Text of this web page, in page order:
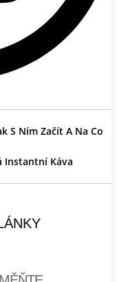
S Ním Začít A Na Co
Instantní Káva